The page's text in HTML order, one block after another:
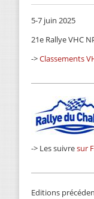
5-7 juin 2025
21e Rallye VHC
->Classements
-> Les suivresur
Editions